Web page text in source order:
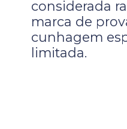
considerada
marca de
cunhagem
limitada.